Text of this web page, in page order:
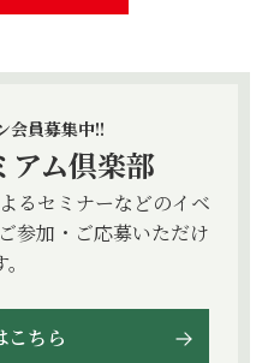
会員募集中!!
アム倶楽部
るセミナーなどのイベ
参加・ご応募いただけ
こちら